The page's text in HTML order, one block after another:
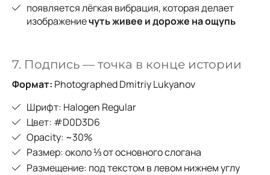
появляется лёгкая вибрация, которая делает
изображениечуть живее и дороже на ощупь
7. Подпись — точка в конце истории
Формат: Photographed Dmitriy Lukyanov
Шрифт: Halogen Regular
Цвет: #D0D3D6
Opacity: ~30%
Размер: около ⅓ от основного слогана
Размещение: под текстом в левом нижнем углу